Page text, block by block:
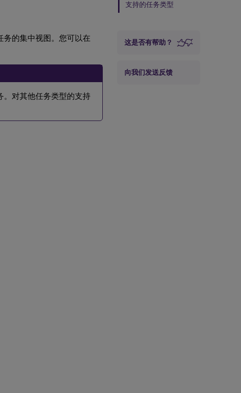
的集中视图。您可以在
对其他任务类型的支持
支持的任务类型
这是否有帮助？
向我们发送反馈